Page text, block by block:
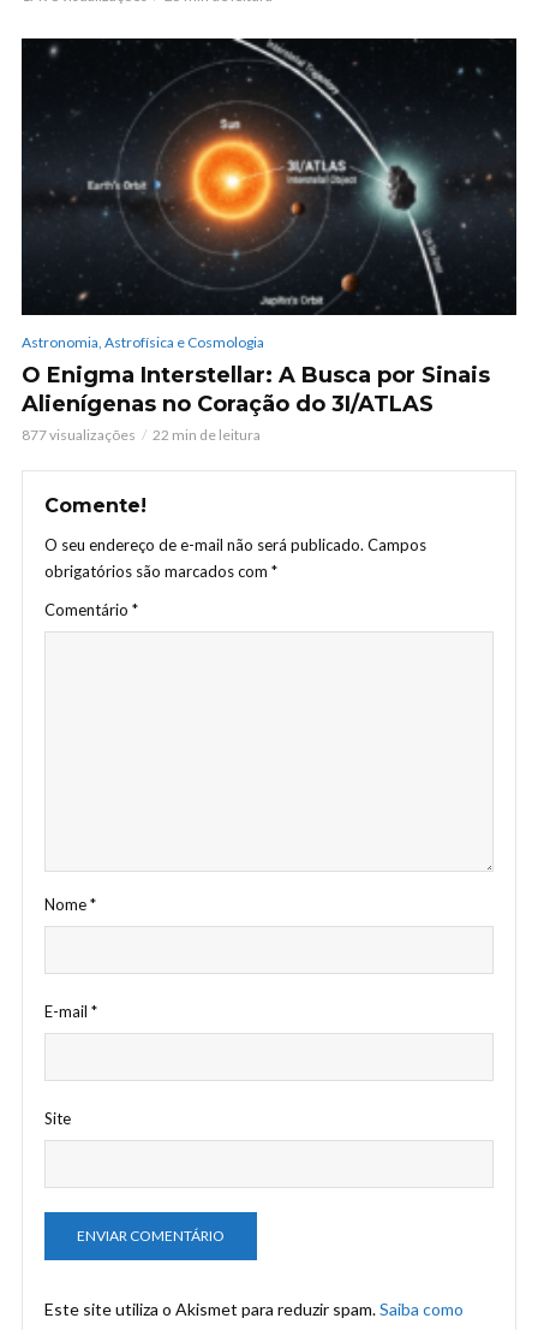
Astronomia, Astrofísica e Cosmologia
O Enigma Interstellar: A Busca por Sinais
Alienígenas no Coração do 3I/ATLAS
877 visualizações 22 min de leitura
Comente!
O seu endereço de e-mail não será publicado. Campos
obrigatórios são marcados com *
Comentário *
Nome*
E-mail *
Site
Este site utiliza o Akismet para reduzir spam.Saiba como